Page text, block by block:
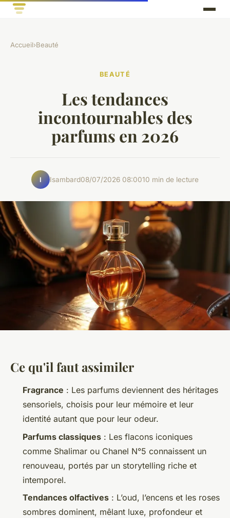
Accueil›Beauté
BEAUTÉ
Les tendances
incontournables des
parfums en 2026
I Isambard08/07/2026 08:0010 min de lecture
Ce qu'il faut assimiler
Fragrance : Les parfums deviennent des héritages
sensoriels, choisis pour leur mémoire et leur
identité autant que pour leur odeur.
Parfums classiques : Les flacons iconiques
comme Shalimar ou Chanel N°5 connaissent un
renouveau, portés par un storytelling riche et
intemporel.
Tendances olfactives : L’oud, l’encens et les roses
sombres dominent, mêlant luxe, profondeur et